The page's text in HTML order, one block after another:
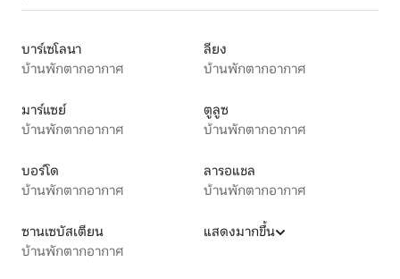
บาร์เซโลนา
บ้านพักตากอากาศ
ลียง
บ้านพักตากอากาศ
มาร์แซย์
บ้านพักตากอากาศ
ตูลูซ
บ้านพักตากอากาศ
บอร์โด
บ้านพักตากอากาศ
ลารอแชล
บ้านพักตากอากาศ
ซานเซบัสเตียน
บ้านพักตากอากาศ
แสดงมากขึ้น